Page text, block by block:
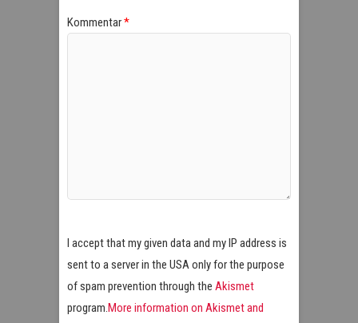
Kommentar*
I accept that my given data and my IP address is
sent to a server in the USA only for the purpose
of spam prevention through the Akismet
program.More information on Akismet and